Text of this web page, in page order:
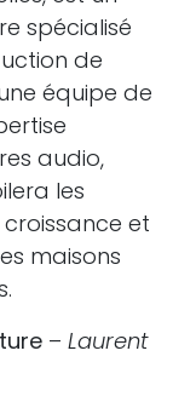
spécialisé
de
équipe de
audio,
les
et
maisons
– Laurent